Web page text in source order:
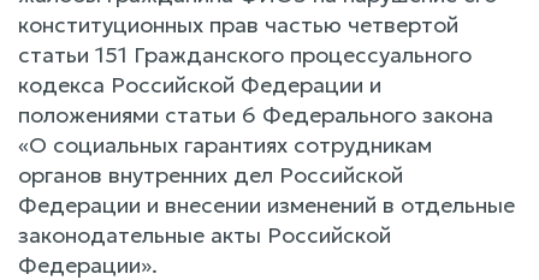
конституционных прав частью четвертой
статьи 151 Гражданского процессуального
кодекса Российской Федерации и
положениями статьи 6 Федерального закона
«О социальных гарантиях сотрудникам
органов внутренних дел Российской
Федерации и внесении изменений в отдельные
законодательные акты Российской
Федерации».